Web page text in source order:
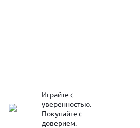
Играйте с
уверенностью.
Покупайте с
доверием.